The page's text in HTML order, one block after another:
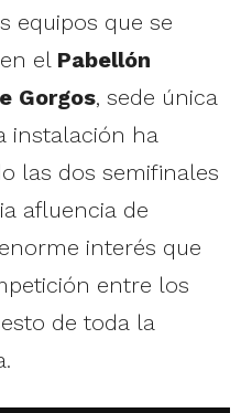
equipos que se
el Pabellón
Gorgos, sede única
instalación ha
las dos semifinales
afluencia de
interés que
entre los
de toda la